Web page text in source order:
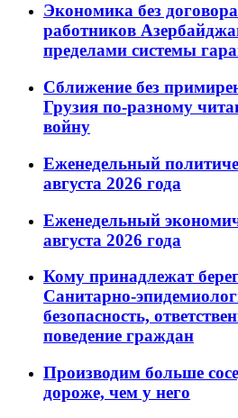
Экономика без
работников
пределами системы
Сближение без
Грузия по-разному
войну
Еженедельный
августа 2026 года
Еженедельный
августа 2026 года
Кому принадлежат
Санитарно-
безопасность,
поведение граждан
Производим больше
дороже, чем у него